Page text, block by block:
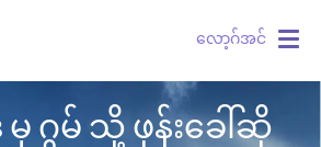
လော့ဂ်အင်
မှ ဂွမ် သို့ ဖုန်းခေါ်ဆို